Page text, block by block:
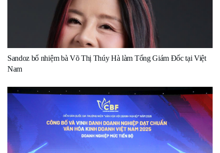
Sandoz bổ nhiệm bà Võ Thị Thúy Hà làm Tổng Giám Đốc tại Việt
Nam